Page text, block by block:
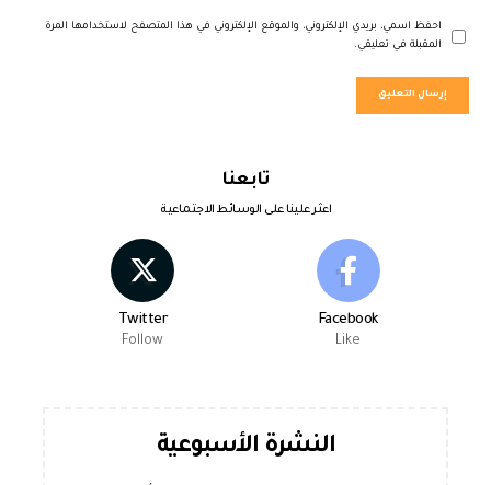
احفظ اسمي، بريدي الإلكتروني، والموقع الإلكتروني في هذا المتصفح لاستخدامها المرة
المقبلة في تعليقي.
تابعنا
اعثر علينا على الوسائط الاجتماعية
Facebook
Like
Twitter
Follow
النشرة الأسبوعية